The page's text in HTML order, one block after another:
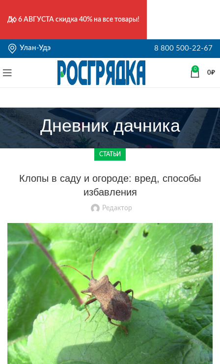
Улан-Удэ 8 800 500-22-67
0
0₽
Дневник дачника
СТАТЬИ
Клопы в саду и огороде: вред, способы
избавления
Редактор
До 6 АВГУСТА скидка 40% на все товары!